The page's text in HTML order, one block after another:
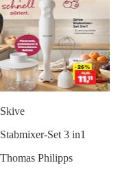
Skive
Stabmixer-Set 3 in1
Thomas Philipps